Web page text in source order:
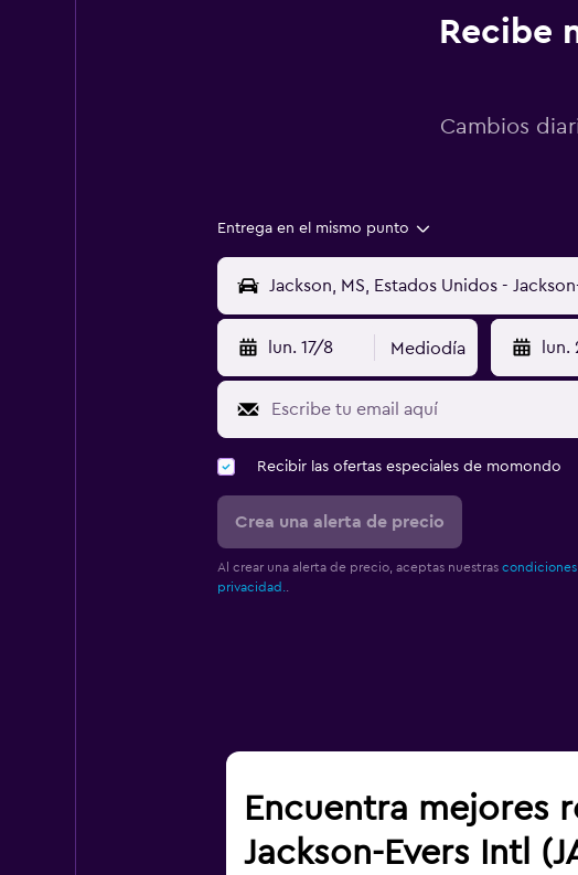
Recibe
Cambios
Entrega en el mismo punto
lun. 17/8 Mediodía
Recibir las ofertas especiales de momondo
Crea una alerta de precio
Al crear una alerta de precio, aceptas nuestras condiciones
privacidad.
Encuentra mejores
Jackson-Evers Intl